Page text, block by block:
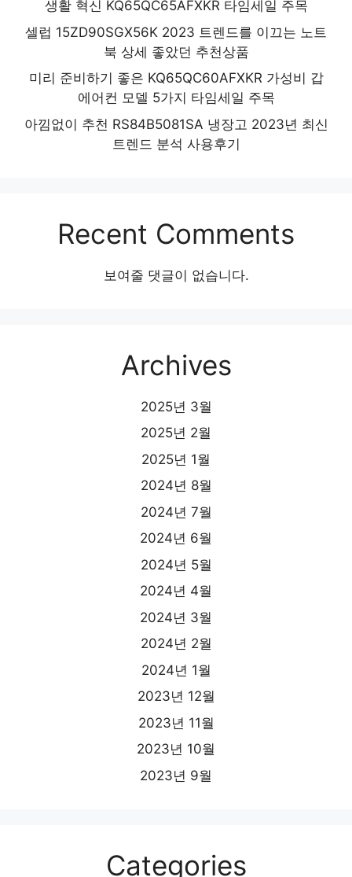
생활 혁신 KQ65QC65AFXKR 타임세일 주목
셀럽 15ZD90SGX56K 2023 트렌드를 이끄는 노트
북 상세 좋았던 추천상품
미리 준비하기 좋은 KQ65QC60AFXKR 가성비 갑
에어컨 모델 5가지 타임세일 주목
아낌없이 추천 RS84B5081SA 냉장고 2023년 최신
트렌드 분석 사용후기
Recent Comments
보여줄 댓글이 없습니다.
Archives
2025년 3월
2025년 2월
2025년 1월
2024년 8월
2024년 7월
2024년 6월
2024년 5월
2024년 4월
2024년 3월
2024년 2월
2024년 1월
2023년 12월
2023년 11월
2023년 10월
2023년 9월
Categories